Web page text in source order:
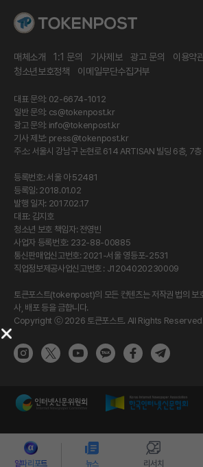
알파리포트 뉴스 리서치
매체소개 1:1 문의 기사제보 광고 문의 이용약
청소년보호정책
이메일무단수집거부
대표 문의: 02-6674-1012
일반 문의: cs@tokenpost.kr
광고 문의: info@tokenpost.kr
기사 제보: press@tokenpost.kr
주소: 서울시 강남구 논현로 614 ARTISAN 빌딩 6층, 7층
등록번호: 서울 아 52481
등록일: 2018.01.02
발행 일자: 2017.02.17
대표: 김지호
청소년 보호 책임자: 전영빈
사업자 등록번호: 232-88-00885
통신판매업신고번호: 2021-서울 영등포-2531
직업정보제공사업신고번호 : J1204020230009
토큰포스트(tokenpost)의 모든 컨텐츠는 저작권 법의 보
사, 배포 등을 금합니다.
Copyright ⓒ 2026 토큰포스트. All Rights Reserved.